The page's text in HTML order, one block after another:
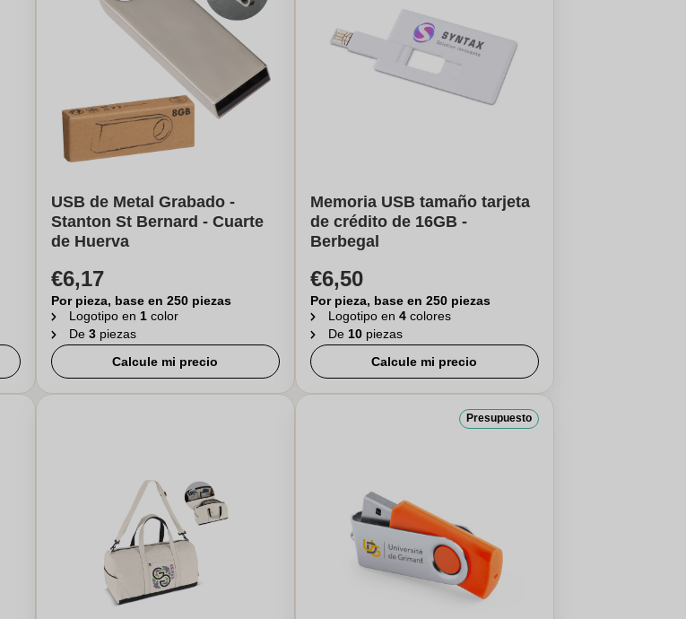
USB de Metal Grabado -
Stanton St Bernard - Cuarte
de Huerva
€6,17
Por pieza, base en 250 piezas
Logotipo en 1 color
De 3 piezas
Calcule mi precio
Memoria USB tamaño tarjeta
de crédito de 16GB -
Berbegal
€6,50
Por pieza, base en 250 piezas
Logotipo en 4 colores
De 10 piezas
Calcule mi precio
Presupuesto